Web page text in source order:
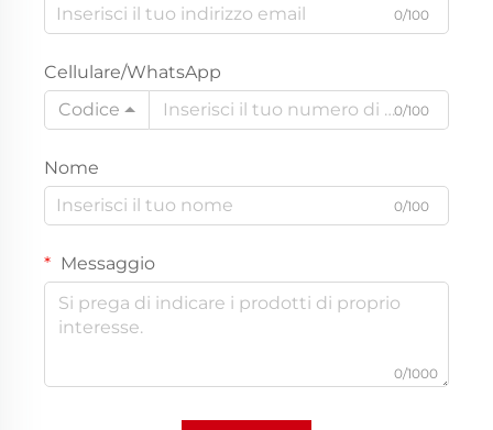
0/100
Cellulare/WhatsApp
Codice
0/100
Nome
0/100
Messaggio
0/1000